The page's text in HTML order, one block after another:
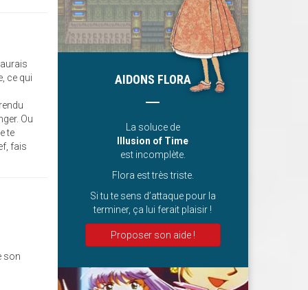
ce qui
Ou
te
fais
son
AIDONS FLORA
La soluce de
Illusion of Time
est incomplète.
Flora est très triste.
Si tu te sens d’attaque pour la
terminer, ça lui ferait plaisir !
Proposer son aide !